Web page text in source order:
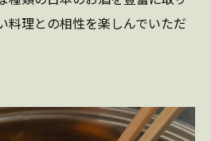
料理との相性を楽しんでいただ